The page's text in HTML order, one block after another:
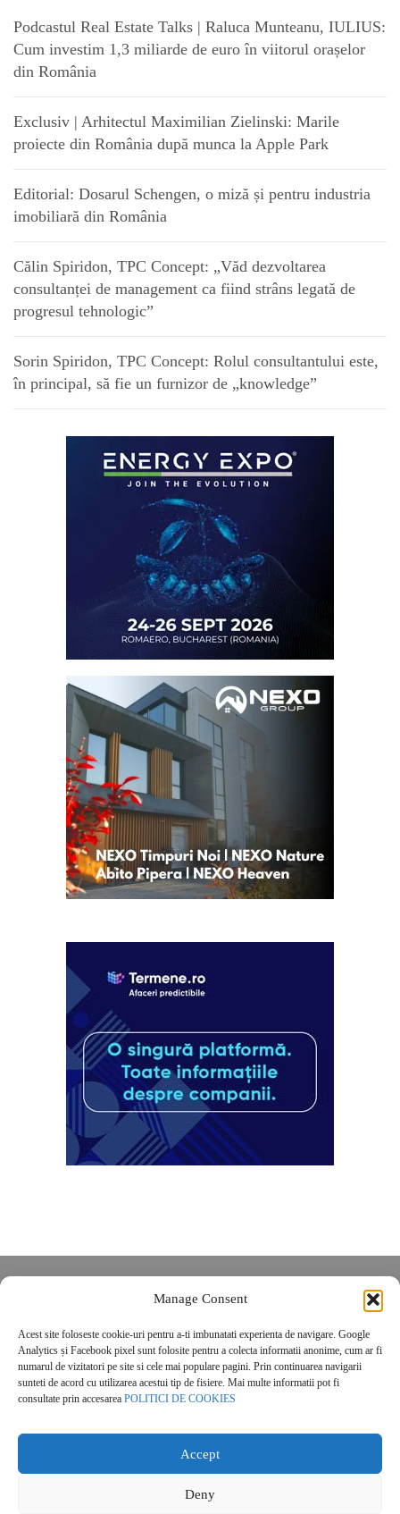
Manage Consent
Acest site foloseste cookie-uri pentru a-ti imbunatati experienta de navigare. Google
Analytics și Facebook pixel sunt folosite pentru a colecta informatii anonime, cum ar fi
numarul de vizitatori pe site si cele mai populare pagini. Prin continuarea navigarii
sunteti de acord cu utilizarea acestui tip de fisiere. Mai multe informatii pot fi
consultate prin accesarea POLITICI DE COOKIES
Accept
Deny
Podcastul Real Estate Talks | Raluca Munteanu, IULIUS:
Cum investim 1,3 miliarde de euro în viitorul orașelor
din România
Exclusiv | Arhitectul Maximilian Zielinski: Marile
proiecte din România după munca la Apple Park
Editorial: Dosarul Schengen, o miză și pentru industria
imobiliară din România
Călin Spiridon, TPC Concept: „Văd dezvoltarea
consultanței de management ca fiind strâns legată de
progresul tehnologic”
Sorin Spiridon, TPC Concept: Rolul consultantului este,
în principal, să fie un furnizor de „knowledge”
POLITICĂ DE CONFIDENȚIALITATE
Politica de cookies
© 2026 Real Estate Magazine. All Rights Reserved.